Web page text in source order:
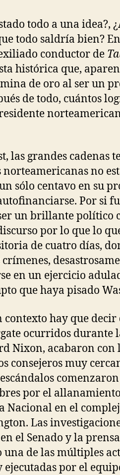
todo a una idea?,
todo saldría bien?
conductor de
histórica que,
de oro al ser un
de todo, cuántos
las grandes cadenas
norteamericanas no
sólo centavo en su
Por si
un brillante político
por lo que lo
de cuatro días,
en un ejercicio
que haya pisado
contexto hay que decir
ocurridos durante
Nixon, acabaron con
consejeros muy
por el
Nacional en el
Las
el Senado y la
una de las múltiples
por el